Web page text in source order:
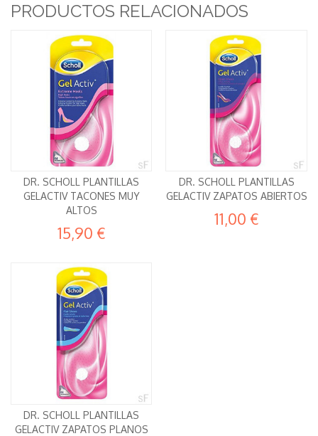
PRODUCTOS RELACIONADOS
DR. SCHOLL PLANTILLAS
GELACTIV TACONES MUY
ALTOS
15,90 €
DR. SCHOLL PLANTILLAS
GELACTIV ZAPATOS ABIERTOS
11,00 €
DR. SCHOLL PLANTILLAS
GELACTIV ZAPATOS PLANOS